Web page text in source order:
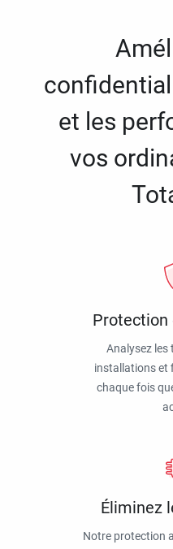
et les
vos
Protection
Analysez les
installations et
chaque fois
Éliminez
Notre protection